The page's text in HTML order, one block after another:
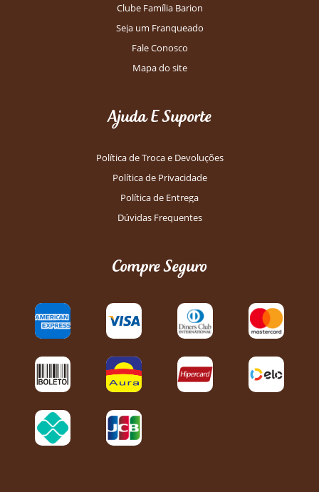
Clube Família Barion
Seja um Franqueado
Fale Conosco
Mapa do site
Ajuda E Suporte
Política de Troca e Devoluções
Política de Privacidade
Política de Entrega
Dúvidas Frequentes
Compre Seguro